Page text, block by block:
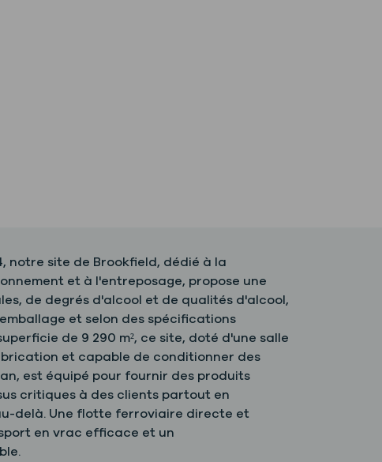
notre site de Brookfield, dédié à la
et à l'entreposage, propose une
de degrés d'alcool et de qualités d'alcool,
et selon des spécifications
de 9 290 m², ce site, doté d'une salle
et capable de conditionner des
est équipé pour fournir des produits
critiques à des clients partout en
delà. Une flotte ferroviaire directe et
en vrac efficace et un